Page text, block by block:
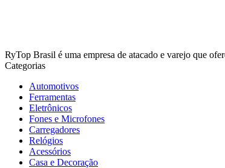
RyTop Brasil é uma empresa de atacado e varejo que
Categorias
Automotivos
Ferramentas
Eletrônicos
Fones e Microfones
Carregadores
Relógios
Acessórios
Casa e Decoração